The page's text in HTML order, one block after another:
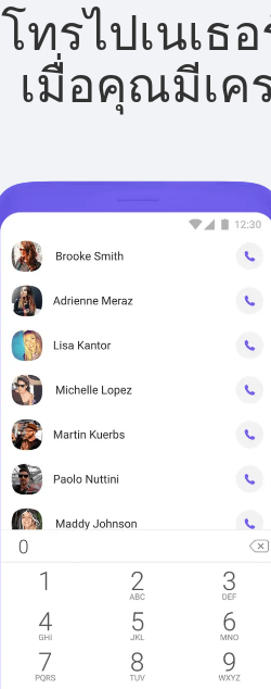
โทรไปเนเธ
เมื่อคุณมีเค